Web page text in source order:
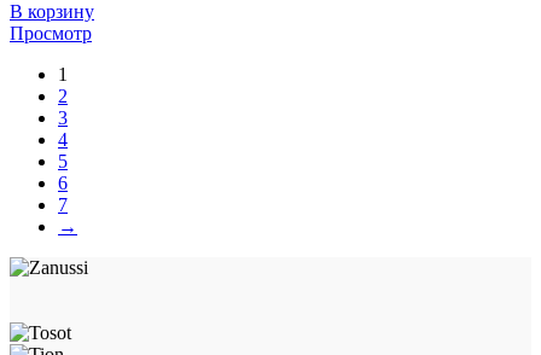
В корзину
Просмотр
1
2
3
4
5
6
7
→